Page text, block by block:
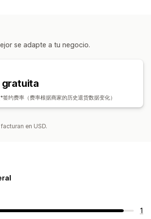
se adapte a tu negocio.
gratuita
约费率（费率根据商家的历史退货数据变化）
en USD.
1